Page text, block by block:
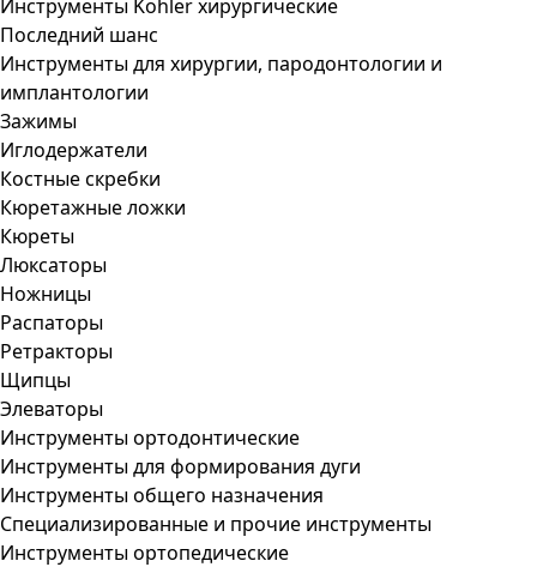
Инструменты Kohler хирургические
Последний шанс
Инструменты для хирургии, пародонтологии и
имплантологии
Зажимы
Иглодержатели
Костные скребки
Кюретажные ложки
Кюреты
Люксаторы
Ножницы
Распаторы
Ретракторы
Щипцы
Элеваторы
Инструменты ортодонтические
Инструменты для формирования дуги
Инструменты общего назначения
Специализированные и прочие инструменты
Инструменты ортопедические